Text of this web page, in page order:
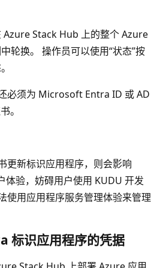
Azure Stack Hub 上的整个 Azure
轮换。 操作员可以使用“状态”按
必须为 Microsoft Entra ID 或 AD
。
更新标识应用程序，则会影响
验，妨碍用户使用 KUDU 开发
使用应用程序服务管理体验来管理
识应用程序的凭据